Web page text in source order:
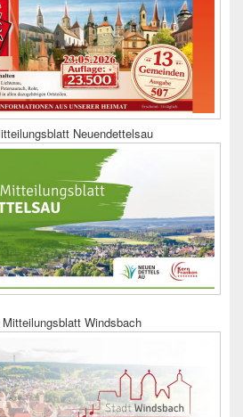
Neuendettelsau
Windsbach